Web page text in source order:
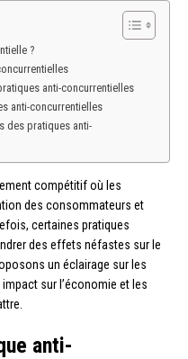
?
anti-concurrentielles
anti-concurrentielles
des pratiques anti-
compétitif où les
des consommateurs et
certaines pratiques
des effets néfastes sur le
un éclairage sur les
impact sur l’économie et les
anti-